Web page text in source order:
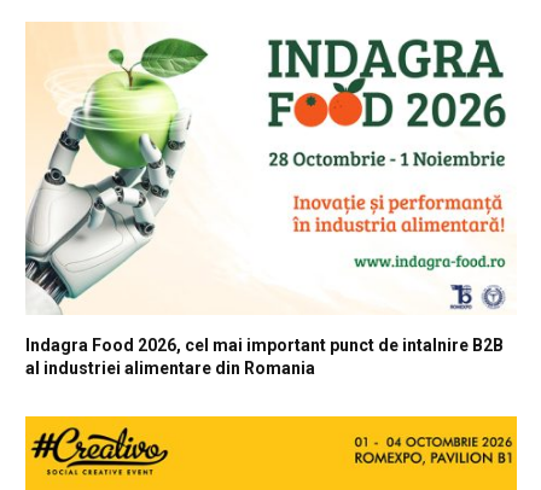
Indagra Food 2026, cel mai important punct de intalnire B2B
al industriei alimentare din Romania